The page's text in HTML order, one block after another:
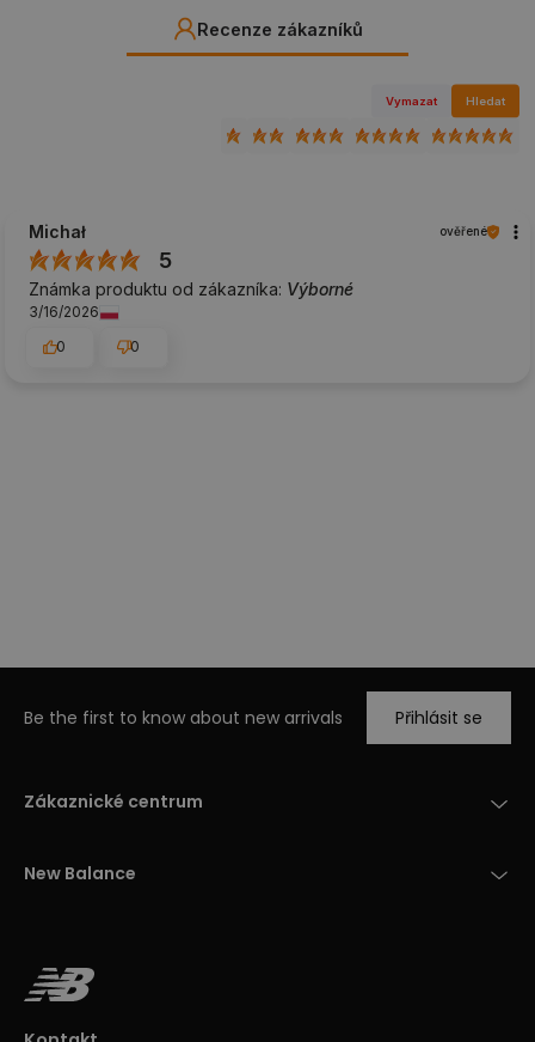
Recenze zákazníků
Vymazat Hledat
Michał ověřené
5
Známka produktu od zákazníka: Výborné
3/16/2026
0
0
Be the first to know about new arrivals Přihlásit se
Zákaznické centrum
New Balance